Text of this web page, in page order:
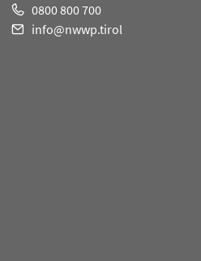
0800 800 700
info@nwwp.tirol